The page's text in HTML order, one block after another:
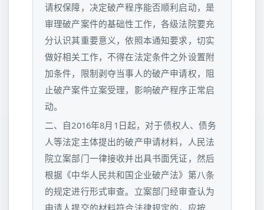
请权保障，决定破产程序能否顺利启动，是
审理破产案件的基础性工作，各级法院要充
分认识其重要意义，依照本通知要求，切实
做好相关工作，不得在法定条件之外设置附
加条件，限制剥夺当事人的破产申请权，阻
止破产案件立案受理，影响破产程序正常启
动。
二、自2016年8月1日起，对于债权人、债务
人等法定主体提出的破产申请材料，人民法
院立案部门一律接收并出具书面凭证，然后
根据《中华人民共和国企业破产法》第八条
的规定进行形式审查。立案部门经审查认为
申请人提交的材料符合法律规定的，应按